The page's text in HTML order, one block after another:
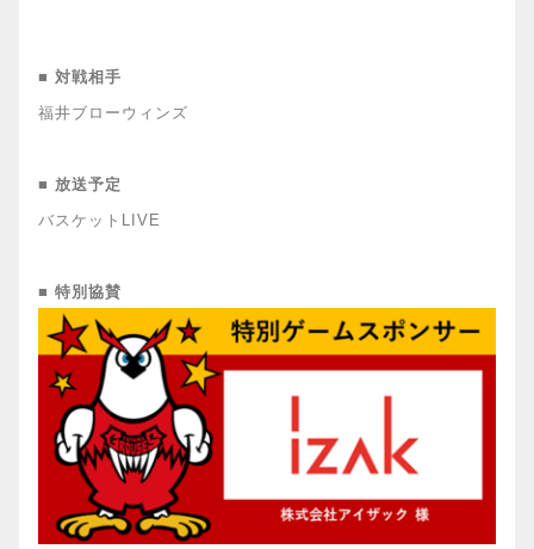
■ 対戦相手
福井ブローウィンズ
■ 放送予定
バスケットLIVE
■ 特別協賛